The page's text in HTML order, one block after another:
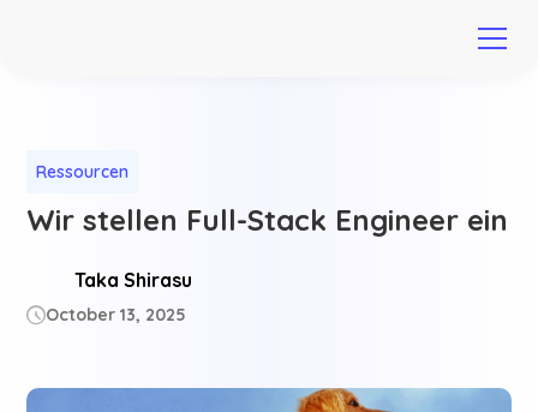
Ressourcen
Wir stellen Full-Stack Engineer ein
Taka Shirasu
October 13, 2025